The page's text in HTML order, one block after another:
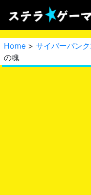
Home > サイバーパン
の魂